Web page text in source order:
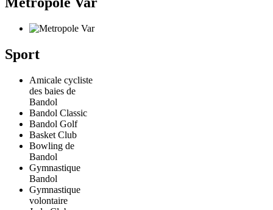
Sport
Amicale cycliste
des baies de
Bandol
Bandol Classic
Bandol Golf
Basket Club
Bowling de
Bandol
Gymnastique
Bandol
Gymnastique
volontaire